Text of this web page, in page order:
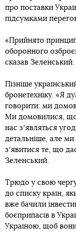
про поставки
підсумками
«Прийнято
оборонного
сказав Зеленський.
Пізніше
бронетехніку. «Я
говорити: ми
Ми домовилися, що
нас зʼявляться
детальніше, але
зʼявитися те, що
Зеленський.
Трюдо у свою
до списку країн,
вже бачили
боєприпасів в
Україною, щоб